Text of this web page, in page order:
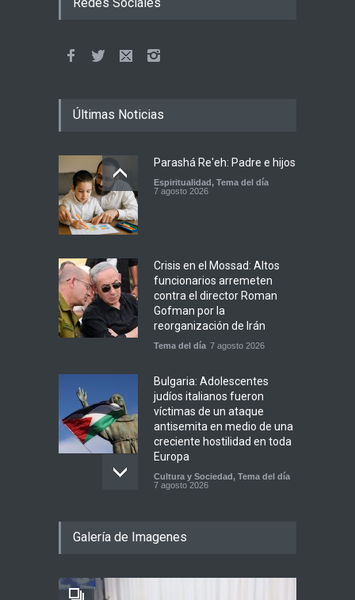
Últimas Noticias
Parashá Re'eh: Padre e hijos
Espiritualidad, Tema del día
7 agosto 2026
Crisis en el Mossad: Altos
funcionarios arremeten
contra el director Roman
Gofman por la
reorganización de Irán
Tema del día 7 agosto 2026
Bulgaria: Adolescentes
judíos italianos fueron
víctimas de un ataque
antisemita en medio de una
creciente hostilidad en toda
Europa
Cultura y Sociedad, Tema del día
7 agosto 2026
Jenin después de que un
Galería de Imagenes